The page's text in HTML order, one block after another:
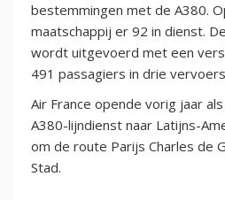
bestemmingen met de A380.
maatschappij er 92 in dienst.
wordt uitgevoerd met een
491 passagiers in drie
Air France opende vorig jaar
A380-lijndienst naar Latijns-
om de route Parijs Charles de
Stad.